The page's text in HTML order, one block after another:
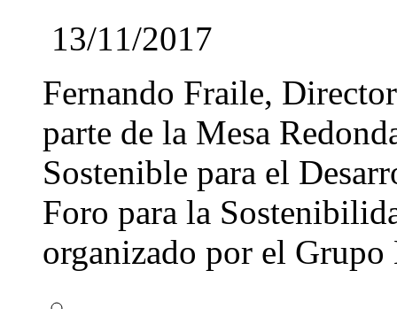
13/11/2017
Fernando Fraile,
parte de la Mesa
Sostenible para el
Foro para la
organizado por el